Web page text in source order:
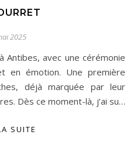
2025
en émotion. Une première
déjà marquée par leur
Dès ce moment-là, j’ai su…
SUITE